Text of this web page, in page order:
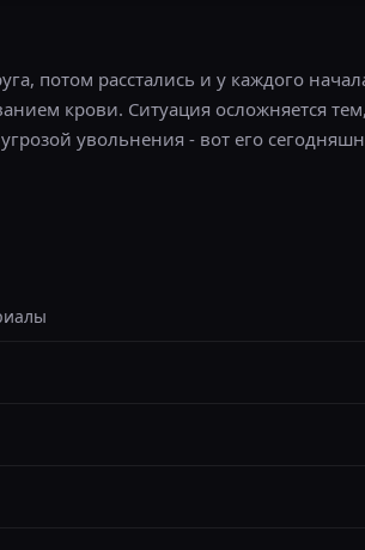
потом расстались и у каждого
крови. Ситуация осложняется
увольнения - вот его